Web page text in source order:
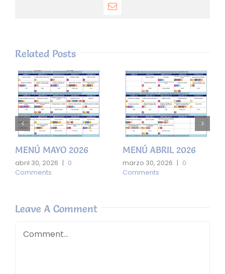
Email
Related Posts
MENÚ MAYO 2026
abril 30, 2026 | 0
Comments
MENÚ ABRIL 2026
marzo 30, 2026 | 0
Comments
Leave A Comment